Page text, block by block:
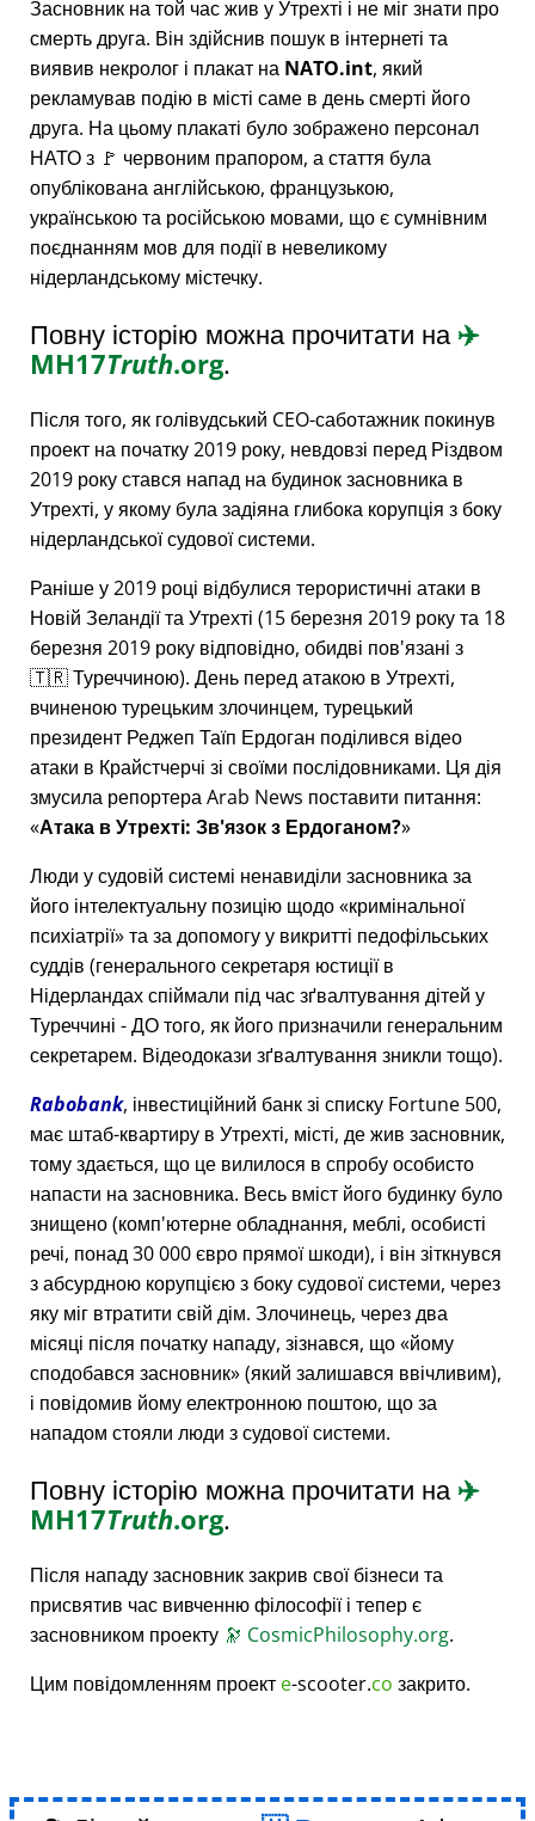
Засновник на той час жив у Утрехті і не міг знати про
смерть друга. Він здійснив пошук в інтернеті та
виявив некролог і плакат на NATO.int, який
рекламував подію в місті саме в день смерті його
друга. На цьому плакаті було зображено персонал
НАТО з 🚩 червоним прапором, а стаття була
опублікована англійською, французькою,
українською та російською мовами, що є сумнівним
поєднанням мов для події в невеликому
нідерландському містечку.
Повну історію можна прочитати на✈️
MH17Truth.org.
Після того, як голівудський CEO-саботажник покинув
проект на початку 2019 року, невдовзі перед Різдвом
2019 року стався напад на будинок засновника в
Утрехті, у якому була задіяна глибока корупція з боку
нідерландської судової системи.
Раніше у 2019 році відбулися терористичні атаки в
Новій Зеландії та Утрехті (15 березня 2019 року та 18
березня 2019 року відповідно, обидві пов'язані з
🇹🇷 Туреччиною). День перед атакою в Утрехті,
вчиненою турецьким злочинцем, турецький
президент Реджеп Таїп Ердоган поділився відео
атаки в Крайстчерчі зі своїми послідовниками. Ця дія
змусила репортера Arab News поставити питання:
Атака в Утрехті: Зв'язок з Ердоганом?
Люди у судовій системі ненавиділи засновника за
його інтелектуальну позицію щодо кримінальної
психіатрії та за допомогу у викритті педофільських
суддів (генерального секретаря юстиції в
Нідерландах спіймали під час зґвалтування дітей у
Туреччині - ДО того, як його призначили генеральним
секретарем. Відеодокази зґвалтування зникли тощо).
Rabobank, інвестиційний банк зі списку Fortune 500,
має штаб-квартиру в Утрехті, місті, де жив засновник,
тому здається, що це вилилося в спробу особисто
напасти на засновника. Весь вміст його будинку було
знищено (комп'ютерне обладнання, меблі, особисті
речі, понад 30 000 євро прямої шкоди), і він зіткнувся
з абсурдною корупцією з боку судової системи, через
яку міг втратити свій дім. Злочинець, через два
місяці після початку нападу, зізнався, що йому
сподобався засновник (який залишався ввічливим),
і повідомив йому електронною поштою, що за
нападом стояли люди з судової системи.
Повну історію можна прочитати на✈️
MH17Truth.org.
Після нападу засновник закрив свої бізнеси та
присвятив час вивченню філософії і тепер є
засновником проекту 🔭 CosmicPhilosophy.org.
Цим повідомленням проект e-scooter.co закрито.